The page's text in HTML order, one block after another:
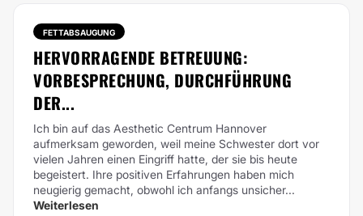
FETTABSAUGUNG
HERVORRAGENDE BETREUUNG:
VORBESPRECHUNG, DURCHFÜHRUNG
DER...
Ich bin auf das Aesthetic Centrum Hannover
aufmerksam geworden, weil meine Schwester dort vor
vielen Jahren einen Eingriff hatte, der sie bis heute
begeistert. Ihre positiven Erfahrungen haben mich
neugierig gemacht, obwohl ich anfangs unsicher...
Weiterlesen